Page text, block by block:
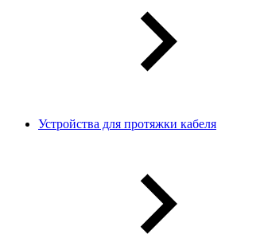
Устройства для протяжки кабеля